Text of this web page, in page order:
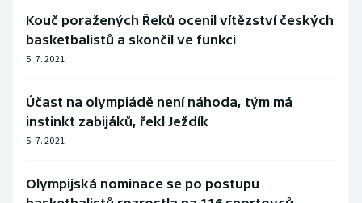
Kouč poražených Řeků ocenil vítězství českých
basketbalistů a skončil ve funkci
5. 7. 2021
Účast na olympiádě není náhoda, tým má
instinkt zabijáků, řekl Ježdík
5. 7. 2021
Olympijská nominace se po postupu